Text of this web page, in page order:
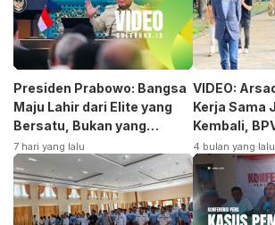
Presiden Prabowo: Bangsa
Maju Lahir dari Elite yang
Bersatu, Bukan yang
Terpecah
7 hari yang lalu
VIDEO:
Kerja Sama
Kembali,
Siap
Otomotif
4 bulan yang lalu